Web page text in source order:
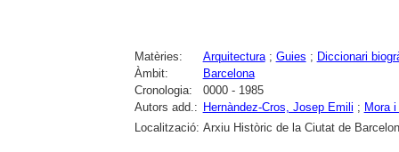
Matèries: Arquitectura; Guies ; Diccionari
Àmbit:
Barcelona
Cronologia:
0000 - 1985
Autors add.: Hernàndez-Cros, Josep Emili ; Mora
Localització: Arxiu Històric de la Ciutat de